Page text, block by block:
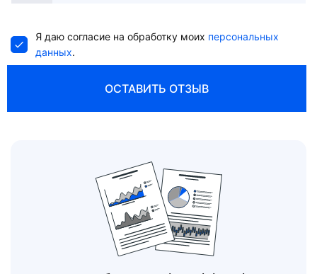
Я даю согласие на обработку моих персональных
данных.
ОСТАВИТЬ ОТЗЫВ